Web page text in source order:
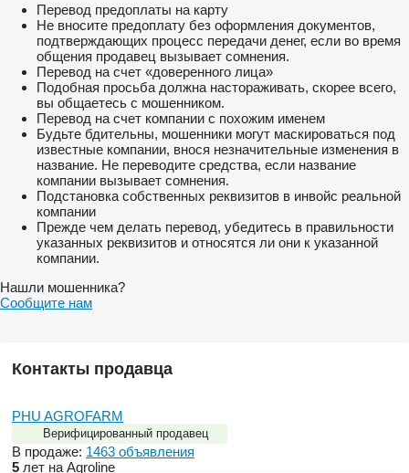
Перевод предоплаты на карту
Не вносите предоплату без оформления документов,
подтверждающих процесс передачи денег, если во время
общения продавец вызывает сомнения.
Перевод на счет «доверенного лица»
Подобная просьба должна настораживать, скорее всего,
вы общаетесь с мошенником.
Перевод на счет компании с похожим именем
Будьте бдительны, мошенники могут маскироваться под
известные компании, внося незначительные изменения в
название. Не переводите средства, если название
компании вызывает сомнения.
Подстановка собственных реквизитов в инвойс реальной
компании
Прежде чем делать перевод, убедитесь в правильности
указанных реквизитов и относятся ли они к указанной
компании.
Нашли мошенника?
Сообщите нам
Контакты продавца
PHU AGROFARM
Верифицированный продавец
В продаже: 1463 объявления
5 лет на Agroline